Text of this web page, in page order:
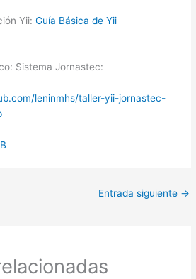
Yii:Guía Básica de Yii
Sistema Jornastec:
leninmhs/taller-yii-jornastec-
Entrada siguiente →